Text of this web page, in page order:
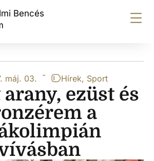
Bencés
máj. 03. - Hírek, Sport
arany, ezüst és
a